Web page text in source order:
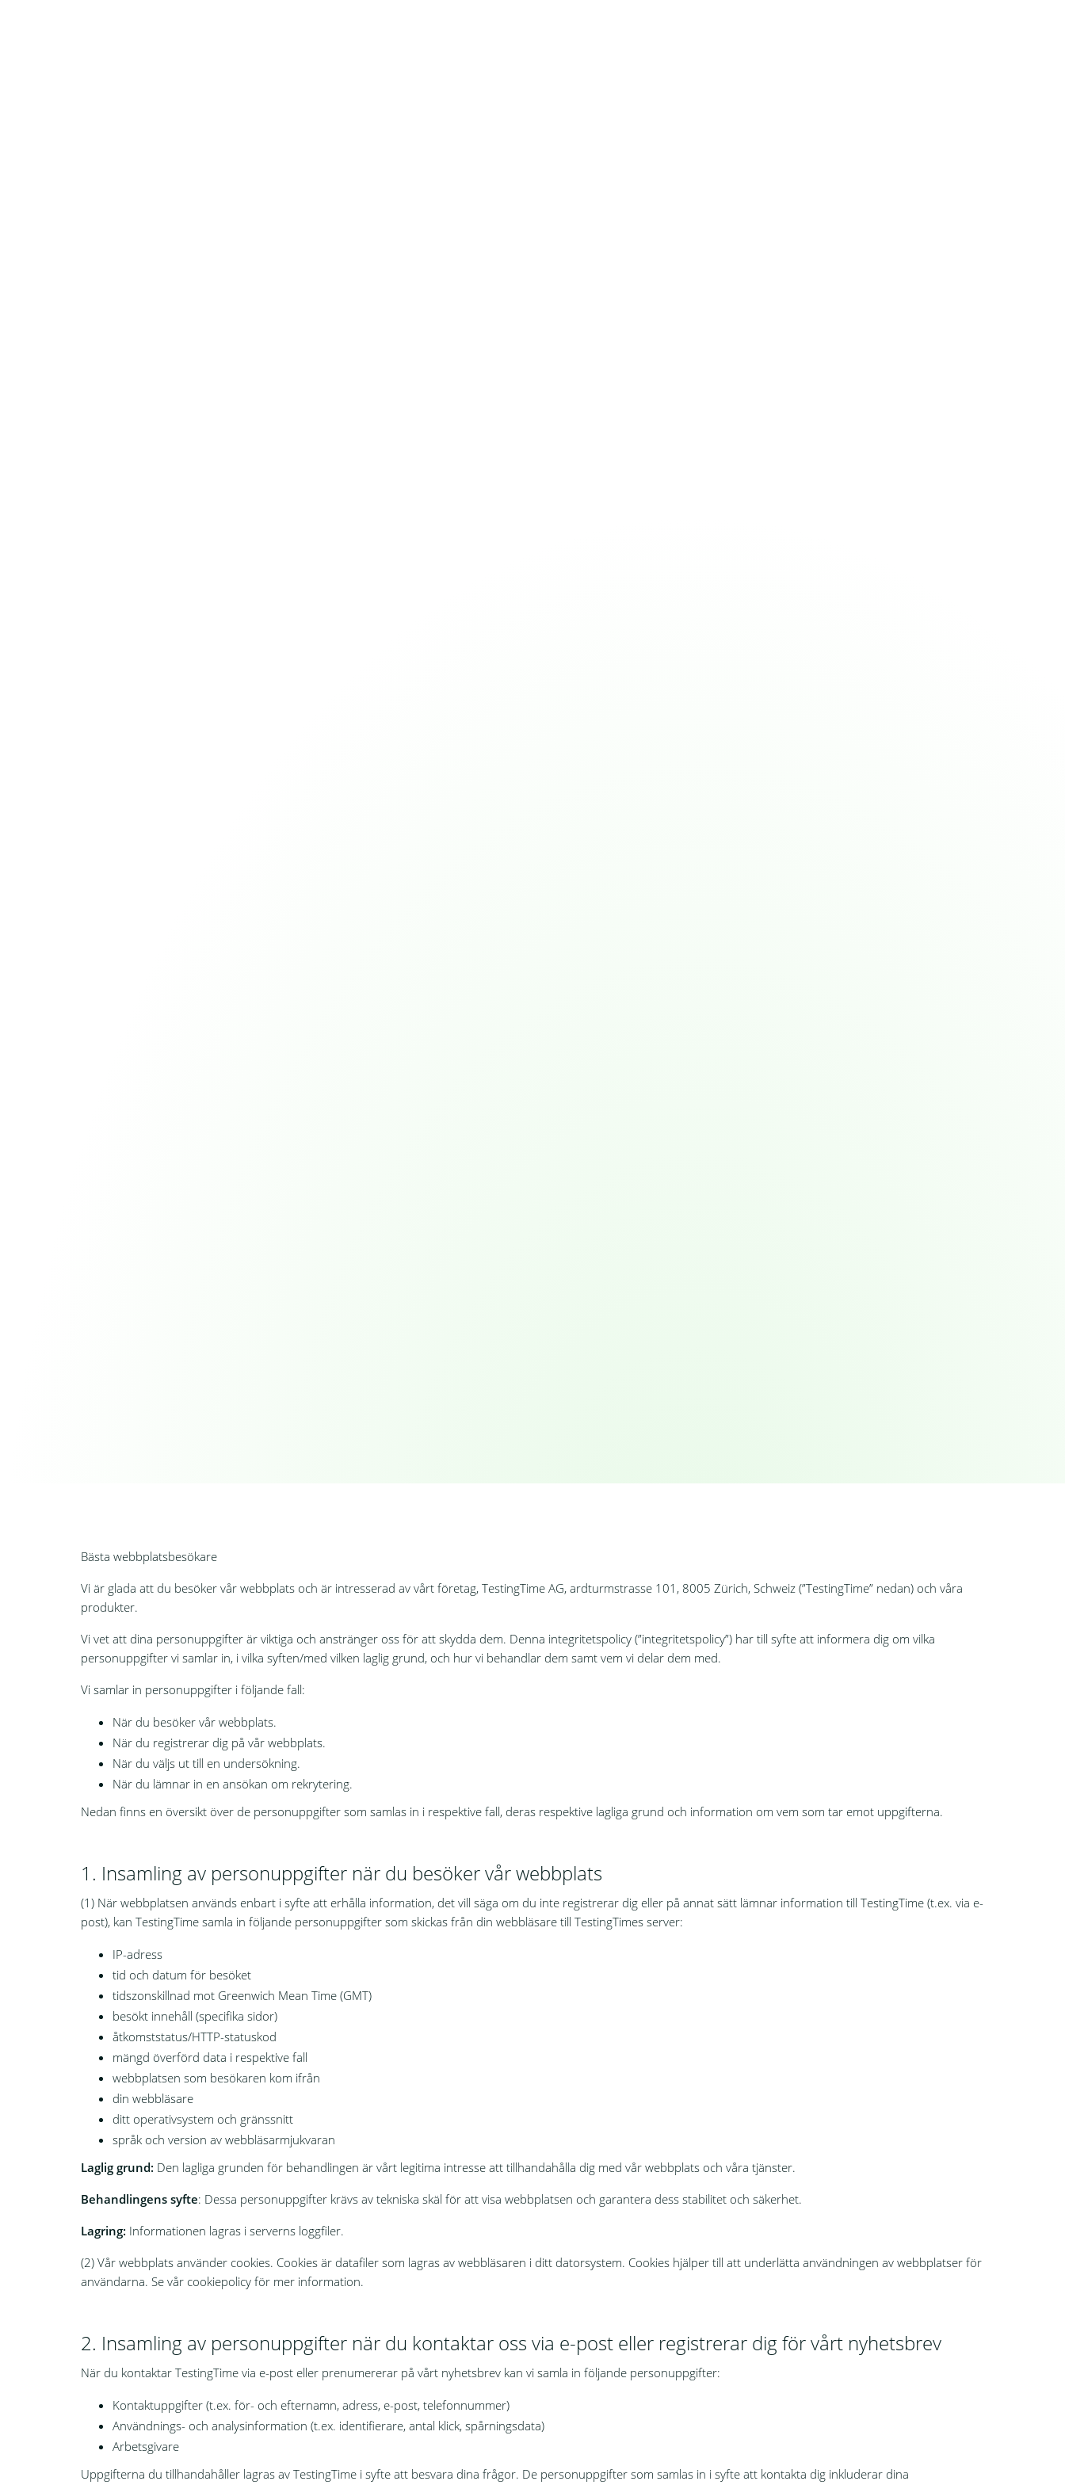
Bästa webbplatsbesökare
Vi är glada att du besöker vår webbplats och är intresserad av vårt företag, TestingTime AG, ardturmstrasse 101, 8005 Zürich, Schweiz (”TestingTime” nedan) och våra
produkter.
Vi vet att dina personuppgifter är viktiga och anstränger oss för att skydda dem. Denna integritetspolicy (”integritetspolicy”) har till syfte att informera dig om vilka
personuppgifter vi samlar in, i vilka syften/med vilken laglig grund, och hur vi behandlar dem samt vem vi delar dem med.
Vi samlar in personuppgifter i följande fall:
När du besöker vår webbplats.
När du registrerar dig på vår webbplats.
När du väljs ut till en undersökning.
När du lämnar in en ansökan om rekrytering.
Nedan finns en översikt över de personuppgifter som samlas in i respektive fall, deras respektive lagliga grund och information om vem som tar emot uppgifterna.
1. Insamling av personuppgifter när du besöker vår webbplats
(1) När webbplatsen används enbart i syfte att erhålla information, det vill säga om du inte registrerar dig eller på annat sätt lämnar information till TestingTime (t.ex. via e-
post), kan TestingTime samla in följande personuppgifter som skickas från din webbläsare till TestingTimes server:
IP-adress
tid och datum för besöket
tidszonskillnad mot Greenwich Mean Time (GMT)
besökt innehåll (specifika sidor)
åtkomststatus/HTTP-statuskod
mängd överförd data i respektive fall
webbplatsen som besökaren kom ifrån
din webbläsare
ditt operativsystem och gränssnitt
språk och version av webbläsarmjukvaran
Laglig grund: Den lagliga grunden för behandlingen är vårt legitima intresse att tillhandahålla dig med vår webbplats och våra tjänster.
Behandlingens syfte: Dessa personuppgifter krävs av tekniska skäl för att visa webbplatsen och garantera dess stabilitet och säkerhet.
Lagring: Informationen lagras i serverns loggfiler.
(2) Vår webbplats använder cookies. Cookies är datafiler som lagras av webbläsaren i ditt datorsystem. Cookies hjälper till att underlätta användningen av webbplatser för
användarna. Se vår cookiepolicy för mer information.
2. Insamling av personuppgifter när du kontaktar oss via e-post eller registrerar dig för vårt nyhetsbrev
När du kontaktar TestingTime via e-post eller prenumererar på vårt nyhetsbrev kan vi samla in följande personuppgifter:
Kontaktuppgifter (t.ex. för- och efternamn, adress, e-post, telefonnummer)
Användnings- och analysinformation (t.ex. identifierare, antal klick, spårningsdata)
Arbetsgivare
Uppgifterna du tillhandahåller lagras av TestingTime i syfte att besvara dina frågor. De personuppgifter som samlas in i syfte att kontakta dig inkluderar dina